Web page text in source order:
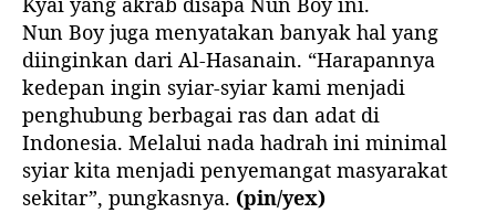
Nun Boy juga menyatakan banyak hal yang
diinginkan dari Al-Hasanain. “Harapannya
kedepan ingin syiar-syiar kami menjadi
penghubung berbagai ras dan adat di
Indonesia. Melalui nada hadrah ini minimal
syiar kita menjadi penyemangat masyarakat
sekitar”, pungkasnya. (pin/yex)